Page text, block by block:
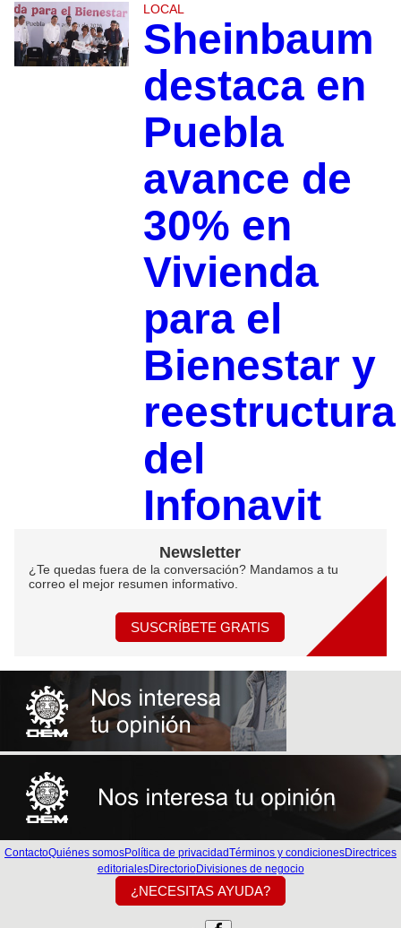
LOCAL
Sheinbaum
destaca en
Puebla
avance de
30% en
Vivienda
para el
Bienestar y
reestructura
del
Infonavit
Newsletter
¿Te quedas fuera de la conversación? Mandamos a tu
correo el mejor resumen informativo.
SUSCRÍBETE GRATIS
ContactoQuiénes somosPolítica de privacidadTérminos y condicionesDirectrices
editorialesDirectorioDivisiones de negocio
¿NECESITAS AYUDA?